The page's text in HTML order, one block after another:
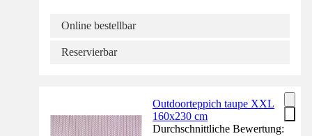
Online bestellbar
Reservierbar
Outdoorteppich taupe XXL
160x230 cm
Durchschnittliche Bewertung: